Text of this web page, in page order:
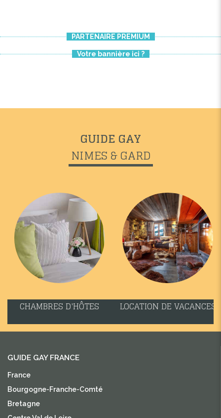
PARTENAIRE PREMIUM
Votre bannière ici ?
GUIDE GAY
NIMES & GARD
CHAMBRES D'HÔTES LOCATION DE VACANCES
GUIDE GAY FRANCE
France
Bourgogne-Franche-Comté
Bretagne